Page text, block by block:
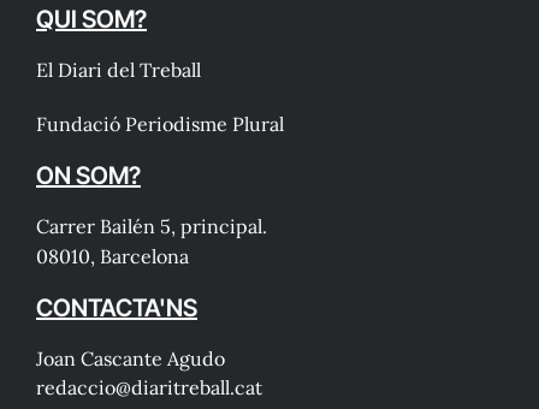
QUI SOM?
El Diari del Treball
Fundació Periodisme Plural
ON SOM?
Carrer Bailén 5, principal.
08010, Barcelona
CONTACTA'NS
Joan Cascante Agudo
redaccio@diaritreball.cat